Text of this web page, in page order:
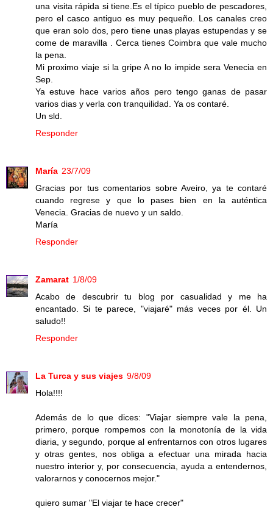
una visita rápida si tiene.Es el típico pueblo de pescadores,
pero el casco antiguo es muy pequeño. Los canales creo
que eran solo dos, pero tiene unas playas estupendas y se
come de maravilla . Cerca tienes Coimbra que vale mucho
la pena.
Mi proximo viaje si la gripe A no lo impide sera Venecia en
Sep.
Ya estuve hace varios años pero tengo ganas de pasar
varios dias y verla con tranquilidad. Ya os contaré.
Un sld.
Responder
María 23/7/09
Gracias por tus comentarios sobre Aveiro, ya te contaré
cuando regrese y que lo pases bien en la auténtica
Venecia. Gracias de nuevo y un saldo.
María
Responder
Zamarat 1/8/09
Acabo de descubrir tu blog por casualidad y me ha
encantado. Si te parece, "viajaré" más veces por él. Un
saludo!!
Responder
La Turca y sus viajes 9/8/09
Hola!!!!
Además de lo que dices: "Viajar siempre vale la pena,
primero, porque rompemos con la monotonía de la vida
diaria, y segundo, porque al enfrentarnos con otros lugares
y otras gentes, nos obliga a efectuar una mirada hacia
nuestro interior y, por consecuencia, ayuda a entendernos,
valorarnos y conocernos mejor."
quiero sumar "El viajar te hace crecer"